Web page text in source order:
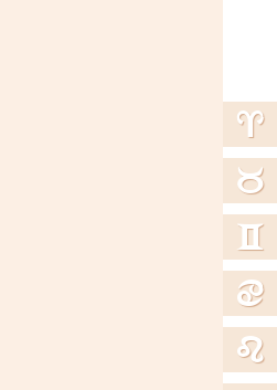
a
b
c
d
e